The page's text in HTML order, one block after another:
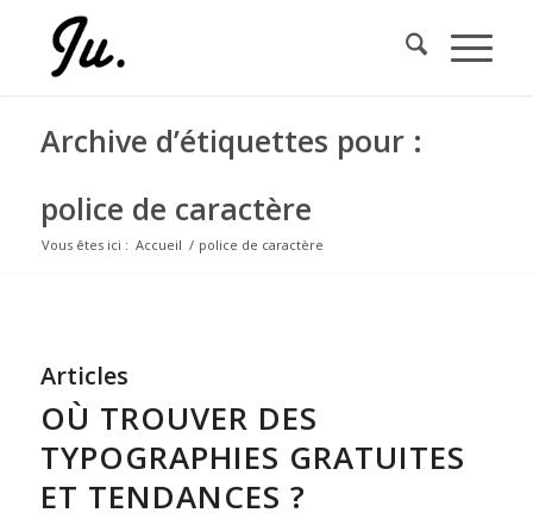
Archive d’étiquettes pour :
police de caractère
Vous êtes ici : Accueil / police de caractère
Articles
OÙ TROUVER DES
TYPOGRAPHIES GRATUITES
ET TENDANCES ?